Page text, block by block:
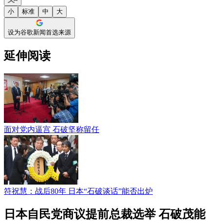
小 标准 中 大
设为谷歌新闻首选来源
延伸阅读
面对党内逼宫 石破坚称留任
符祝慧：战后80年 日本“石破谈话”能否出炉
日本自民党商议提前总裁选举 石破茂能